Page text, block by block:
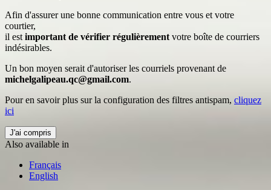
Afin d'assurer une bonne communication entre vous et votre
courtier,
il est important de vérifier régulièrement votre boîte de courriers
indésirables.
Un bon moyen serait d'autoriser les courriels provenant de
michelgalipeau.qc@gmail.com.
Pour en savoir plus sur la configuration des filtres antispam, cliquez
ici
J'ai compris
Also available in
Français
English